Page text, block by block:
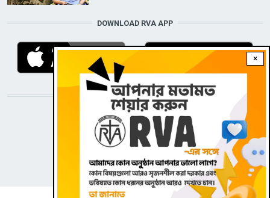
×
DOWNLOAD RVA APP
STAY CONNECTED WITH US!